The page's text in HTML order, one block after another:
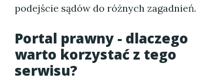
podejście sądów do różnych zagadnień.
Portal prawny - dlaczego
warto korzystać z tego
serwisu?